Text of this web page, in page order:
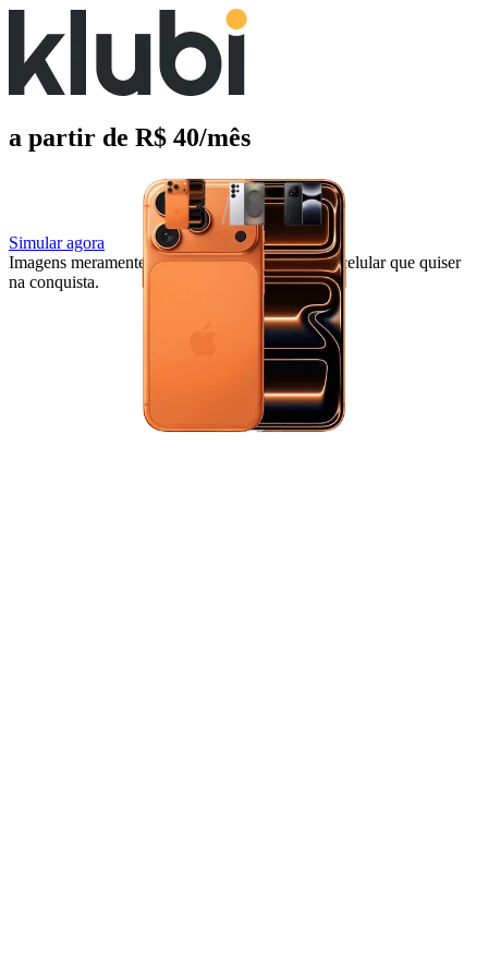
a partir de R$ 40/mês
Simular agora
Imagens meramente ilustrativas. Você escolhe o celular que quiser
na conquista.